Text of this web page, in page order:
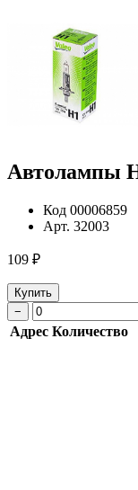
Автолампы
Код 00006859
Арт. 32003
109 ₽
Купить
−
Адрес Количество